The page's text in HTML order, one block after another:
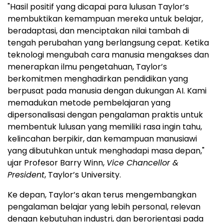
"Hasil positif yang dicapai para lulusan Taylor’s
membuktikan kemampuan mereka untuk belajar,
beradaptasi, dan menciptakan nilai tambah di
tengah perubahan yang berlangsung cepat. Ketika
teknologi mengubah cara manusia mengakses dan
menerapkan ilmu pengetahuan, Taylor’s
berkomitmen menghadirkan pendidikan yang
berpusat pada manusia dengan dukungan AI. Kami
memadukan metode pembelajaran yang
dipersonalisasi dengan pengalaman praktis untuk
membentuk lulusan yang memiliki rasa ingin tahu,
kelincahan berpikir, dan kemampuan manusiawi
yang dibutuhkan untuk menghadapi masa depan,"
ujar Profesor Barry Winn, Vice Chancellor &
President, Taylor’s University.
Ke depan, Taylor’s akan terus mengembangkan
pengalaman belajar yang lebih personal, relevan
dengan kebutuhan industri, dan berorientasi pada